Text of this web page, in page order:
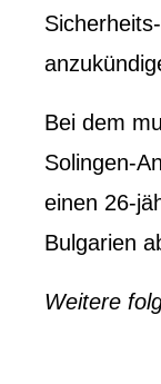
Bei dem
Solingen-
einen 26-
Bulgarien
Weitere